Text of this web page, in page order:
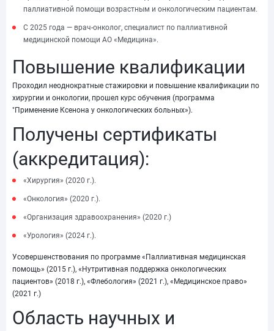
паллиативной помощи возрастным и онкологическим пациентам.
С 2025 года — врач-онколог, специалист по паллиативной
медицинской помощи АО «Медицина».
Повышение квалификации
Проходил неоднократные стажировки и повышение квалификации по
хирургии и онкологии, прошел курс обучения (программа
"Применение Ксенона у онкологических больных»).
Получены сертификаты
(аккредитация):
«Хирургия» (2020 г.).
«Онкология» (2020 г.).
«Организация здравоохранения» (2020 г.)
«Урология» (2024 г.).
Усовершенствования по программе «Паллиативная медицинская
помощь» (2015 г.), «Нутритивная поддержка онкологических
пациентов» (2018 г.), «Флебология» (2021 г.), «Медицинское право»
(2021 г.)
Область научных и